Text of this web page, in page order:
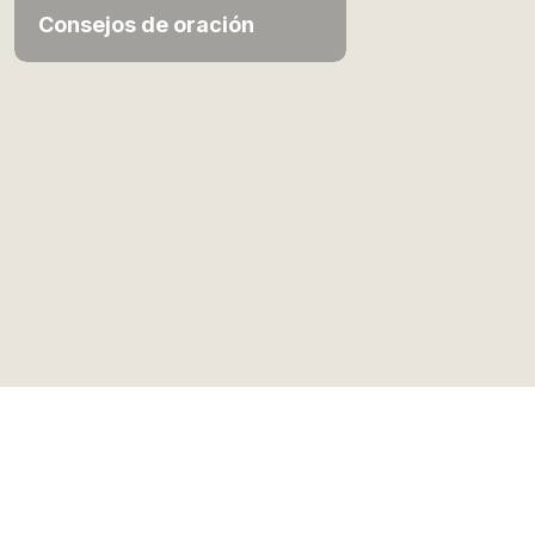
Consejos de oración